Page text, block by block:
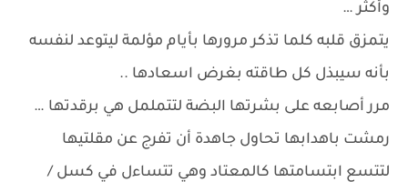
وأكثر …
يتمزق قلبه كلما تذكر مرورها بأيام مؤلمة ليتوعد لنفسه
بأنه سيبذل كل طاقته بغرض اسعادها ..
مرر أصابعه على بشرتها البضة لتتململ هي برقدتها …
رمشت باهدابها تحاول جاهدة أن تفرج عن مقلتيها
لتتسع ابتسامتها كالمعتاد وهي تتساءل في كسل /